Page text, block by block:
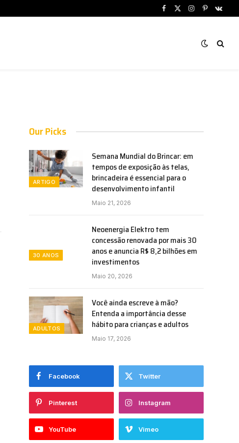
Facebook
X
Instagram
Pinterest
Our Picks
ARTIGO
Semana Mundial do Brincar: em
tempos de exposição às telas,
brincadeira é essencial para o
desenvolvimento infantil
Maio 21, 2026
30 ANOS
Neoenergia Elektro tem
concessão renovada por mais 30
anos e anuncia R$ 8,2 bilhões em
investimentos
Maio 20, 2026
ADULTOS
Você ainda escreve à mão?
Entenda a importância desse
hábito para crianças e adultos
Maio 17, 2026
Facebook Twitter
Pinterest Instagram
YouTube Vimeo